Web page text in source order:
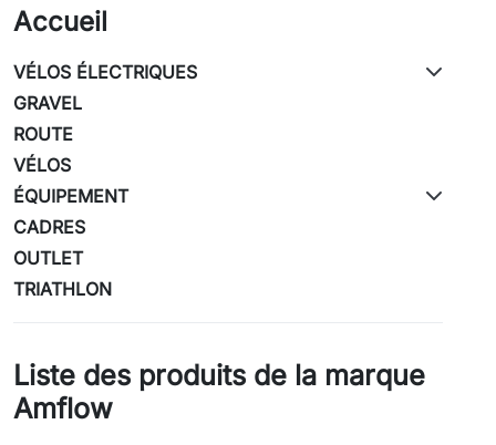
Accueil
VÉLOS ÉLECTRIQUES
GRAVEL
ROUTE
VÉLOS
ÉQUIPEMENT
CADRES
OUTLET
TRIATHLON
Liste des produits de la marque
Amflow